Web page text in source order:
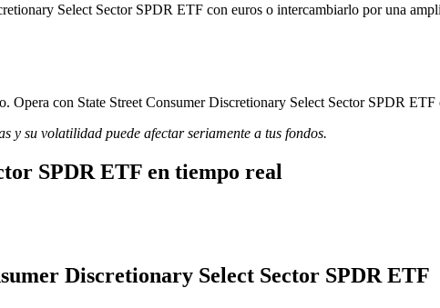
Select Sector SPDR ETF con euros o intercambiarlo por una
con State Street Consumer Discretionary Select Sector SPDR
y su volatilidad puede afectar seriamente a tus fondos.
SPDR ETF en tiempo real
Discretionary Select Sector SPDR ETF